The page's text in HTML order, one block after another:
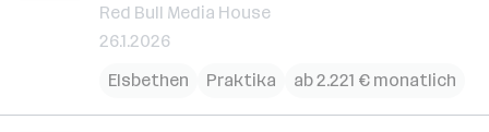
Red Bull Media House
26.1.2026
Elsbethen
Praktika ab 2.221 € monatlich